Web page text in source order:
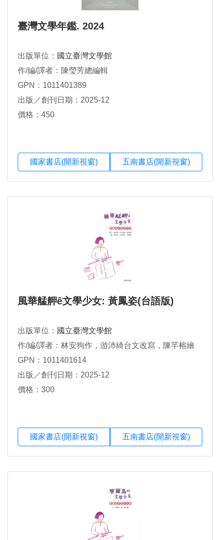
臺灣文學年鑑. 2024
出版單位： 國立臺灣文學館
作/編/譯者：陳瑩芳總編輯
GPN：1011401389
出版／創刊日期：2025-12
價格：450
國家書店(開新視窗) 五南書店(開新視窗)
風華艋舺ê文學少女: 黃鳳姿(台語版)
出版單位： 國立臺灣文學館
作/編/譯者：林安狗作，游沛綺台文改寫，陳芊榕繪
GPN：1011401614
出版／創刊日期：2025-12
價格：300
國家書店(開新視窗) 五南書店(開新視窗)